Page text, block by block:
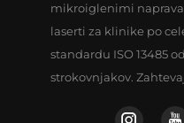
mikroiglenimi
laserti za klinike po
standardu ISO 13485
strokovnjakov.